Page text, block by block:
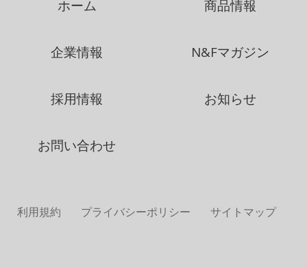
ホーム 商品情報
企業情報 N&Fマガジン
採用情報 お知らせ
お問い合わせ
利用規約 プライバシーポリシー サイトマップ